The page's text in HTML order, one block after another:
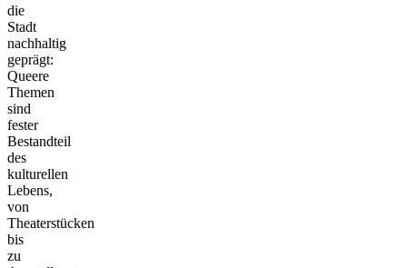
die
Stadt
nachhaltig
geprägt:
Queere
Themen
sind
fester
Bestandteil
des
kulturellen
Lebens,
von
Theaterstücken
bis
zu